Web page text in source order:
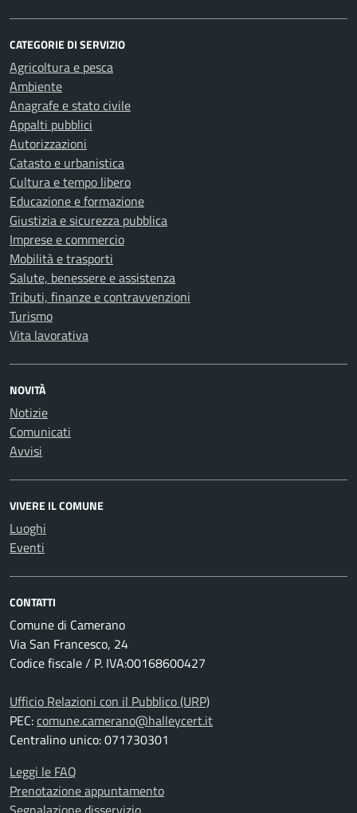
CATEGORIE DI SERVIZIO
Agricoltura e pesca
Ambiente
Anagrafe e stato civile
Appalti pubblici
Autorizzazioni
Catasto e urbanistica
Cultura e tempo libero
Educazione e formazione
Giustizia e sicurezza pubblica
Imprese e commercio
Mobilità e trasporti
Salute, benessere e assistenza
Tributi, finanze e contravvenzioni
Turismo
Vita lavorativa
NOVITÀ
Notizie
Comunicati
Avvisi
VIVERE IL COMUNE
Luoghi
Eventi
CONTATTI
Comune di Camerano
Via San Francesco, 24
Codice fiscale / P. IVA:00168600427
Ufficio Relazioni con il Pubblico (URP)
PEC:comune.camerano@halleycert.it
Centralino unico: 071730301
Leggi le FAQ
Prenotazione appuntamento